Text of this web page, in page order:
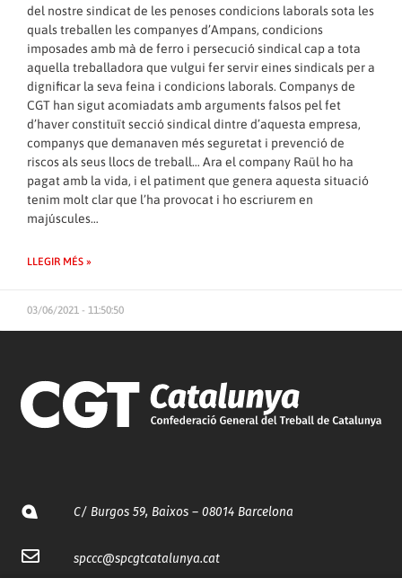
del nostre sindicat de les penoses condicions laborals sota les
quals treballen les companyes d’Ampans, condicions
imposades amb mà de ferro i persecució sindical cap a tota
aquella treballadora que vulgui fer servir eines sindicals per a
dignificar la seva feina i condicions laborals. Companys de
CGT han sigut acomiadats amb arguments falsos pel fet
d’haver constituït secció sindical dintre d’aquesta empresa,
companys que demanaven més seguretat i prevenció de
riscos als seus llocs de treball… Ara el company Raül ho ha
pagat amb la vida, i el patiment que genera aquesta situació
tenim molt clar que l’ha provocat i ho escriurem en
majúscules…
LLEGIR MÉS »
03/06/2021 - 11:50:50
C/ Burgos 59, Baixos – 08014 Barcelona
spccc@spcgtcatalunya.cat